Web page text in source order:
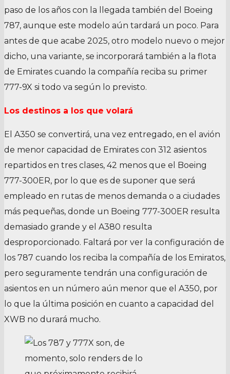
paso de los años con la llegada también del Boeing
787, aunque este modelo aún tardará un poco. Para
antes de que acabe 2025, otro modelo nuevo o mejor
dicho, una variante, se incorporará también a la flota
de Emirates cuando la compañía reciba su primer
777-9X si todo va según lo previsto.
Los destinos a los que volará
El A350 se convertirá, una vez entregado, en el avión
de menor capacidad de Emirates con 312 asientos
repartidos en tres clases, 42 menos que el Boeing
777-300ER, por lo que es de suponer que será
empleado en rutas de menos demanda o a ciudades
más pequeñas, donde un Boeing 777-300ER resulta
demasiado grande y el A380 resulta
desproporcionado. Faltará por ver la configuración de
los 787 cuando los reciba la compañía de los Emiratos,
pero seguramente tendrán una configuración de
asientos en un número aún menor que el A350, por
lo que la última posición en cuanto a capacidad del
XWB no durará mucho.